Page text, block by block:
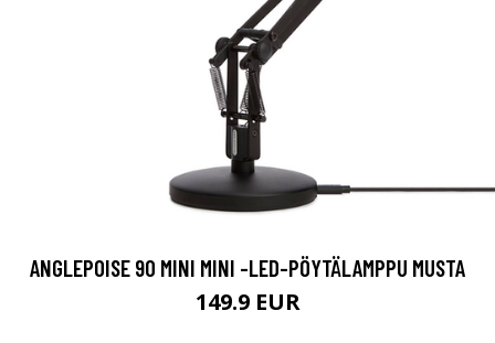
ANGLEPOISE 90 MINI MINI -LED-PÖYTÄLAMPPU MUSTA
149.9 EUR